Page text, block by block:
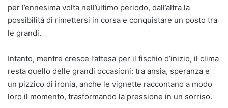
per l’ennesima volta nell’ultimo periodo, dall’altra la
possibilità di rimettersi in corsa e conquistare un posto tra
le grandi.
Intanto, mentre cresce l’attesa per il fischio d’inizio, il clima
resta quello delle grandi occasioni: tra ansia, speranza e
un pizzico di ironia, anche le vignette raccontano a modo
loro il momento, trasformando la pressione in un sorriso.